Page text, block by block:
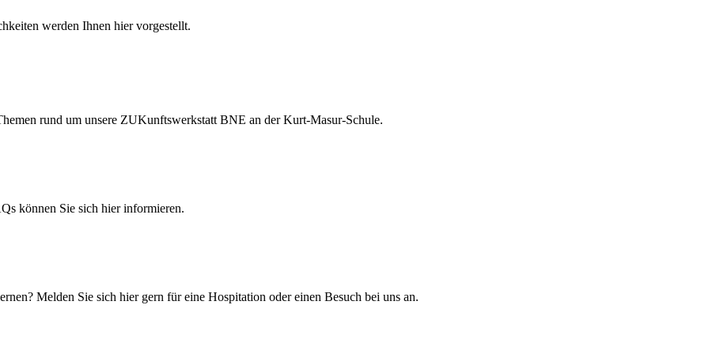
werden Ihnen hier vorgestellt.
rund um unsere ZUKunftswerkstatt BNE an der Kurt-Masur-Schule.
können Sie sich hier informieren.
Melden Sie sich hier gern für eine Hospitation oder einen Besuch bei uns an.